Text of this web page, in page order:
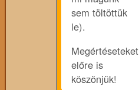
sem töltöttük
le).
Megértéseteket
előre is
köszönjük!